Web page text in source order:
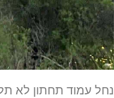
נחל עמוד תחתון לא